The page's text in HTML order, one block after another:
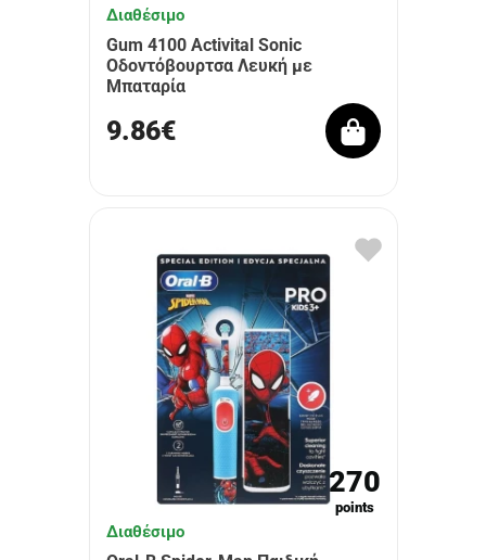
Διαθέσιμο
Gum 4100 Activital Sonic
Οδοντόβουρτσα Λευκή με
Μπαταρία
9.86€
270
points
Διαθέσιμο